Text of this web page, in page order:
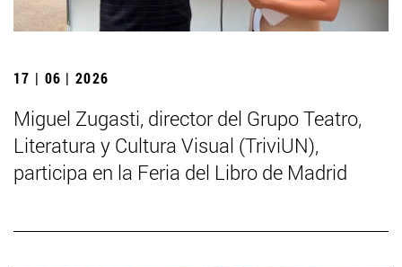
17 | 06 | 2026
Miguel Zugasti, director del Grupo Teatro,
Literatura y Cultura Visual (TriviUN),
participa en la Feria del Libro de Madrid